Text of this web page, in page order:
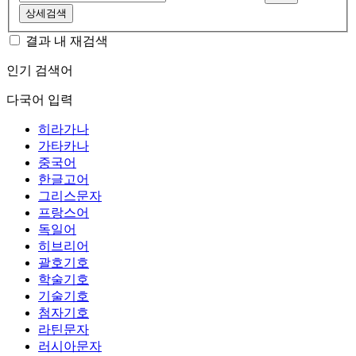
상세검색
결과 내 재검색
인기 검색어
다국어 입력
히라가나
가타카나
중국어
한글고어
그리스문자
프랑스어
독일어
히브리어
괄호기호
학술기호
기술기호
첨자기호
라틴문자
러시아문자